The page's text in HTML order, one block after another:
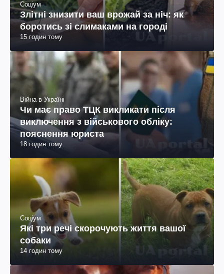
Соціум
Злітні знизити ваш врожай за ніч: як
боротись зі слимаками на городі
15 годин тому
Війна в Україні
Чи має право ТЦК викликати після
виключення з військового обліку:
пояснення юриста
18 годин тому
Соціум
Які три речі скорочують життя вашої
собаки
14 годин тому